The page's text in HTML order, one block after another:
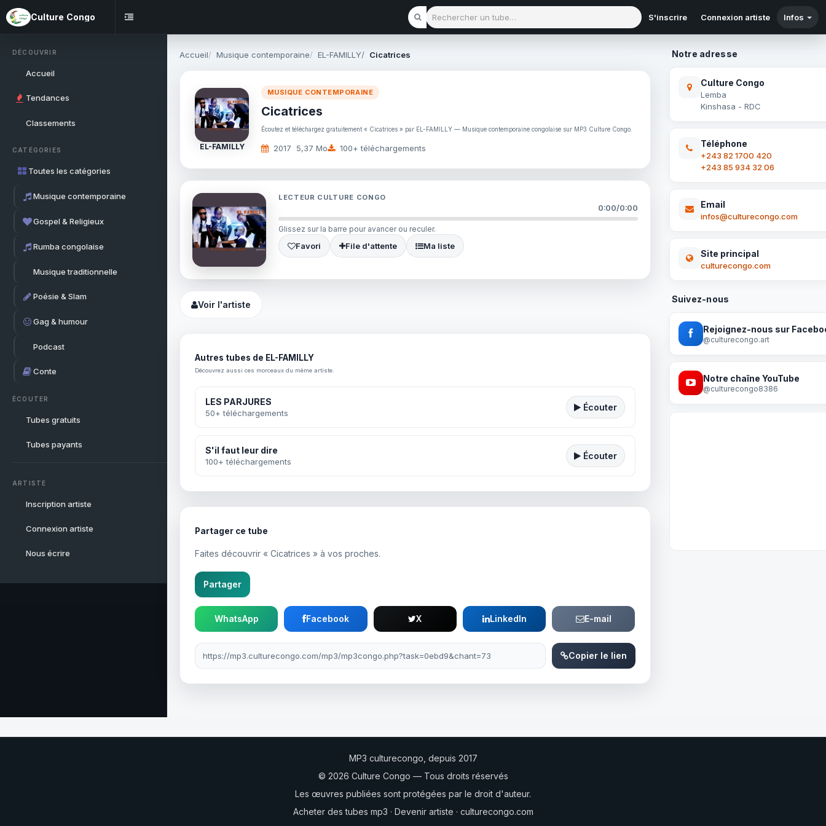
Culture Congo
Rechercher un tube
S'inscrire Connexion artiste Infos
DÉCOUVRIR
Accueil
Tendances
Classements
CATÉGORIES
Toutes les catégories
Musique contemporaine
Gospel & Religieux
Rumba congolaise
Musique traditionnelle
Poésie & Slam
Gag & humour
Podcast
Conte
ÉCOUTER
Tubes gratuits
Tubes payants
ARTISTE
Inscription artiste
Connexion artiste
Nous écrire
Accueil Musique contemporaine EL-FAMILLY Cicatrices
EL-FAMILLY
MUSIQUE CONTEMPORAINE
Cicatrices
Écoutez et téléchargez gratuitement « Cicatrices » par EL-FAMILLY — Musique contemporaine congolaise sur MP3 Culture Congo.
2017 5,37 Mo 100+ téléchargements
LECTEUR CULTURE CONGO
0:00/0:00
Glissez sur la barre pour avancer ou reculer.
Favori File d'attente Ma liste
Voir l'artiste
Autres tubes de EL-FAMILLY
Découvrez aussi ces morceaux du même artiste.
LES PARJURES
50+ téléchargements
Écouter
S'il faut leur dire
100+ téléchargements
Écouter
Partager ce tube
Faites découvrir « Cicatrices » à vos proches.
Partager
WhatsApp Facebook X LinkedIn E-mail
Lien à partager
Copier le lien
Notre adresse
Culture Congo
Lemba
Kinshasa - RDC
Téléphone
+243 82 1700 420
+243 85 934 32 06
Email
infos@culturecongo.com
Site principal
culturecongo.com
Suivez-nous
Rejoignez-nous sur
@culturecongo.art
Notre chaîne YouTube
@culturecongo8386
MP3 culturecongo, depuis 2017
© 2026 Culture Congo — Tous droits réservés
Les œuvres publiées sont protégées par le droit d'auteur.
Acheter des tubes mp3 · Devenir artiste · culturecongo.com